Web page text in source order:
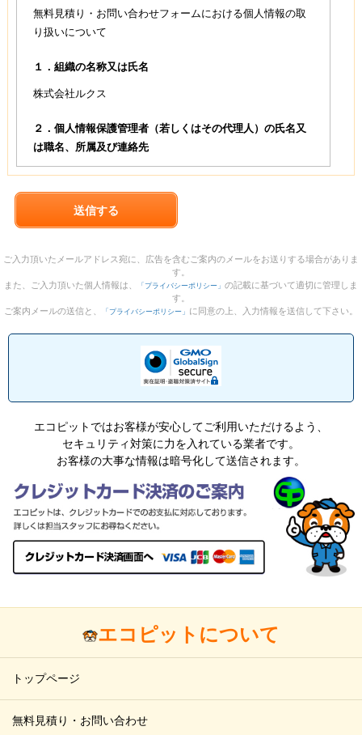
無料見積り・お問い合わせフォームにおける個人情報の取
り扱いについて
１．組織の名称又は氏名
株式会社ルクス
２．個人情報保護管理者（若しくはその代理人）の氏名又
は職名、所属及び連絡先
管理部 個人情報保護管理者
連絡先：info@luxx.co.jp
３．個人情報の利用目的
不用品回収等の見積り依頼に対応するため
その他各種お問い合わせ対応のため
弊社サービスのご案内のため
第三者への提供は、ご本人の同意がある場合又は法令に基
づく場合を除き致しません。
５．個人情報の取り扱い業務の委託
個人情報の取扱業務の全部または一部を外部に業務委託す
る場合があります。その際、弊社は、個人情報を適切に保
護できる管理体制を敷き実行していることを条件として委
託先を厳選したうえで、機密保持契約を委託先と締結し、
お客様の個人情報を厳密に管理させます。
６．個人情報を提供されることの任意性について
お客様がご自身の個人情報を弊社に提供されるか否かは、
は、適切なサービスが提供できない場合がありますので予
７．本人が容易に認識できない方法による取得
当ウェブサイトでは、利用状況を把握するためにCookieを
ェブサイトを閲覧した状況を分析するためのものです。個
ご入力頂いたメールアドレス宛に、広告を含むご案内のメールをお送りする場合がありま
す。
また、ご入力頂いた個人情報は、
「プライバシーポリシー」 の記載に基づいて適切に管理しま
す。
ご案内メールの送信と、
「プライバシーポリシー」 に同意の上、入力情報を送信して下さい。
エコピットではお客様が安心してご利用いただけるよう、
セキュリティ対策に力を入れている業者です。
お客様の大事な情報は暗号化して送信されます。
エコピットについて
トップページ
無料見積り・お問い合わせ